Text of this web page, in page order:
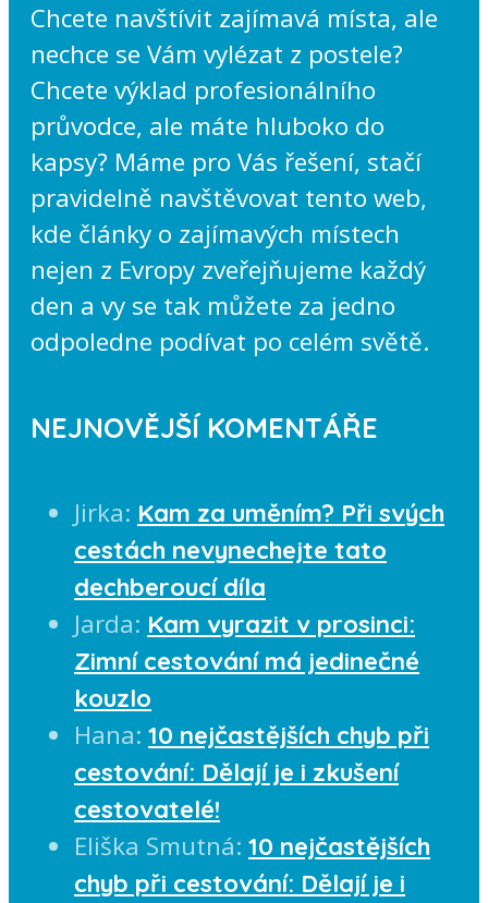
Chcete navštívit zajímavá místa, ale
nechce se Vám vylézat z postele?
Chcete výklad profesionálního
průvodce, ale máte hluboko do
kapsy? Máme pro Vás řešení, stačí
pravidelně navštěvovat tento web,
kde články o zajímavých místech
nejen z Evropy zveřejňujeme každý
den a vy se tak můžete za jedno
odpoledne podívat po celém světě.
NEJNOVĚJŠÍ KOMENTÁŘE
Jirka: Kam za uměním? Při svých
cestách nevynechejte tato
dechberoucí díla
Jarda: Kam vyrazit v prosinci:
Zimní cestování má jedinečné
kouzlo
Hana: 10 nejčastějších chyb při
cestování: Dělají je i zkušení
cestovatelé!
Eliška Smutná: 10 nejčastějších
chyb při cestování: Dělají je i